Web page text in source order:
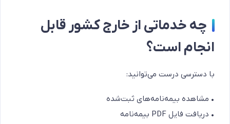
چه خدماتی از خارج کشور قابل
انجام است؟
با دسترسی درست می‌توانید:
• مشاهده بیمه‌نامه‌های ثبت‌شده
• دریافت فایل PDF بیمه‌نامه